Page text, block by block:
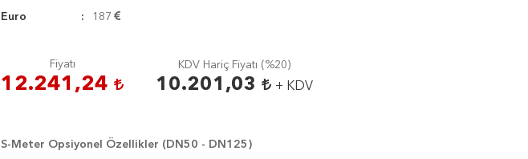
Euro 187
Fiyatı
12.241,24
KDV Hariç Fiyatı (%20)
10.201,03 + KDV
S-Meter Opsiyonel Özellikler (DN50 - DN125)